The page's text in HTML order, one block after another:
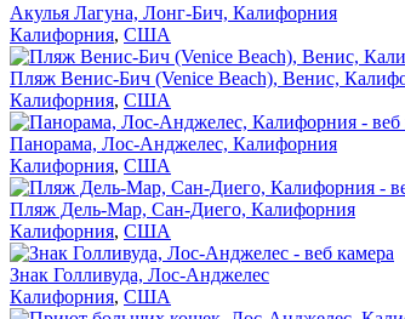
Акулья Лагуна, Лонг-Бич, Калифорния
Калифорния, США
Пляж Венис-Бич (Venice Beach), Венис,
Калифорния, США
Панорама, Лос-Анджелес, Калифорния
Калифорния, США
Пляж Дель-Мар, Сан-Диего, Калифорния
Калифорния, США
Знак Голливуда, Лос-Анджелес
Калифорния, США